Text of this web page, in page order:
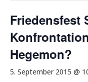
Friedensfest
Hegemon?
5. September 2015 @